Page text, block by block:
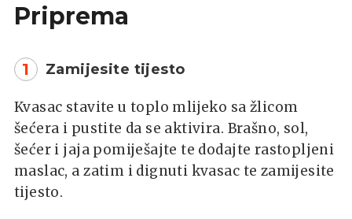
Priprema
1 Zamijesite tijesto
Kvasac stavite u toplo mlijeko sa žlicom
šećera i pustite da se aktivira. Brašno, sol,
šećer i jaja pomiješajte te dodajte rastopljeni
maslac, a zatim i dignuti kvasac te zamijesite
tijesto.